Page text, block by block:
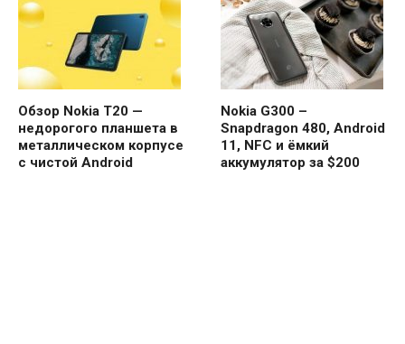
Обзор Nokia T20 —
недорогого планшета в
металлическом корпусе
с чистой Android
Nokia G300 –
Snapdragon 480, Android
11, NFC и ёмкий
аккумулятор за $200